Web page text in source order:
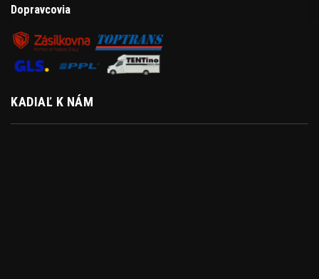
Dopravcovia
KADIAĽ K NÁM